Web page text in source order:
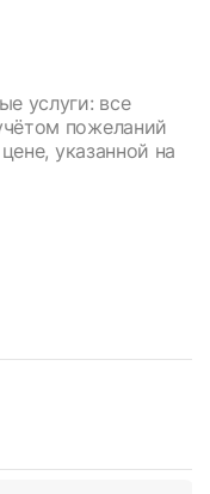
услуги: все
пожеланий
указанной на